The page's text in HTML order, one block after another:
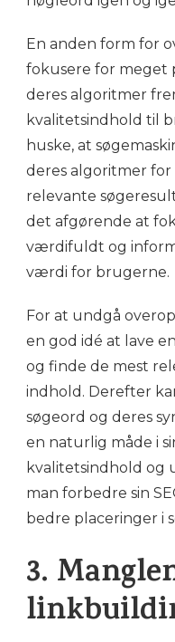
En anden form for
fokusere for meget
deres algoritmer
kvalitetsindhold til
huske, at
deres algoritmer
relevante
det afgørende at
værdifuldt og
værdi for brugerne.
For at undgå
en god idé at lave
og finde de mest
indhold. Derefter
søgeord og deres
en naturlig måde i
kvalitetsindhold og
man forbedre sin
bedre placeringer i
3.